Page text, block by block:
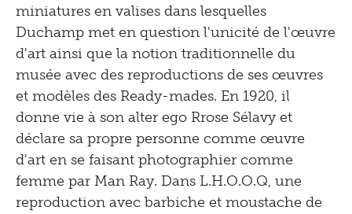
miniatures en valises dans lesquelles
Duchamp met en question l'unicité de l'œuvre
d'art ainsi que la notion traditionnelle du
musée avec des reproductions de ses œuvres
et modèles des Ready-mades. En 1920, il
donne vie à son alter ego Rrose Sélavy et
déclare sa propre personne comme œuvre
d'art en se faisant photographier comme
femme par Man Ray. Dans L.H.O.O.Q, une
reproduction avec barbiche et moustache de